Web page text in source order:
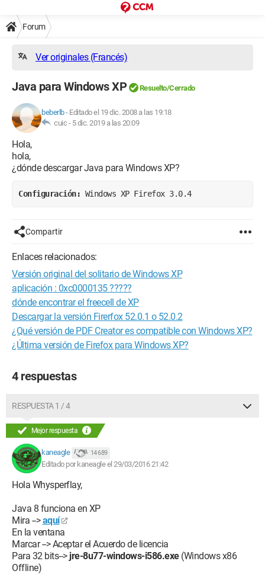
Forum
Ver originales (Francés)
Java para Windows XP Resuelto/Cerrado
beberlb- Editado el 19 dic. 2008 a las 19:18
cuic - 5 dic. 2019 a las 20:09
Hola,
hola,
¿dónde descargar Java para Windows XP?
Configuración: Windows XP Firefox 3.0.4
Compartir
Enlaces relacionados:
Versión original del solitario de Windows XP
aplicación : 0xc0000135 ?????
dónde encontrar el freecell de XP
Descargar la versión Firerfox 52.0.1 o 52.0.2
¿Qué versión de PDF Creator es compatible con Windows XP?
¿Última versión de Firefox para Windows XP?
4 respuestas
RESPUESTA 1 / 4
Mejor respuesta
kaneagle 14 689
Editado por kaneagle el 29/03/2016 21:42
Hola Whysperflay,
Java 8 funciona en XP
Mira --> aquí
En la ventana
Marcar --> Aceptar el Acuerdo de licencia
Para 32 bits--> jre-8u77-windows-i586.exe(Windows x86
Offline)